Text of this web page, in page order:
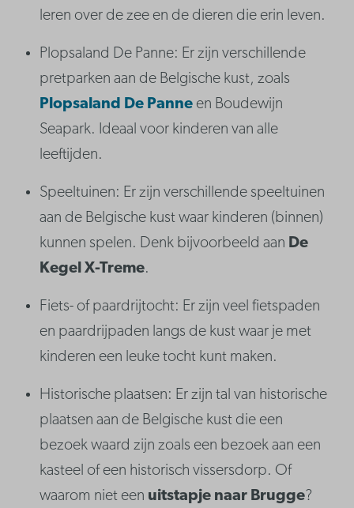
leren over de zee en de dieren die erin leven.
Plopsaland De Panne: Er zijn verschillende
pretparken aan de Belgische kust, zoals
Plopsaland De Panne en Boudewijn
Seapark. Ideaal voor kinderen van alle
leeftijden.
Speeltuinen: Er zijn verschillende speeltuinen
aan de Belgische kust waar kinderen (binnen)
kunnen spelen. Denk bijvoorbeeld aan De
Kegel X-Treme.
Fiets- of paardrijtocht: Er zijn veel fietspaden
en paardrijpaden langs de kust waar je met
kinderen een leuke tocht kunt maken.
Historische plaatsen: Er zijn tal van historische
plaatsen aan de Belgische kust die een
bezoek waard zijn zoals een bezoek aan een
kasteel of een historisch vissersdorp. Of
waarom niet een uitstapje naar Brugge?